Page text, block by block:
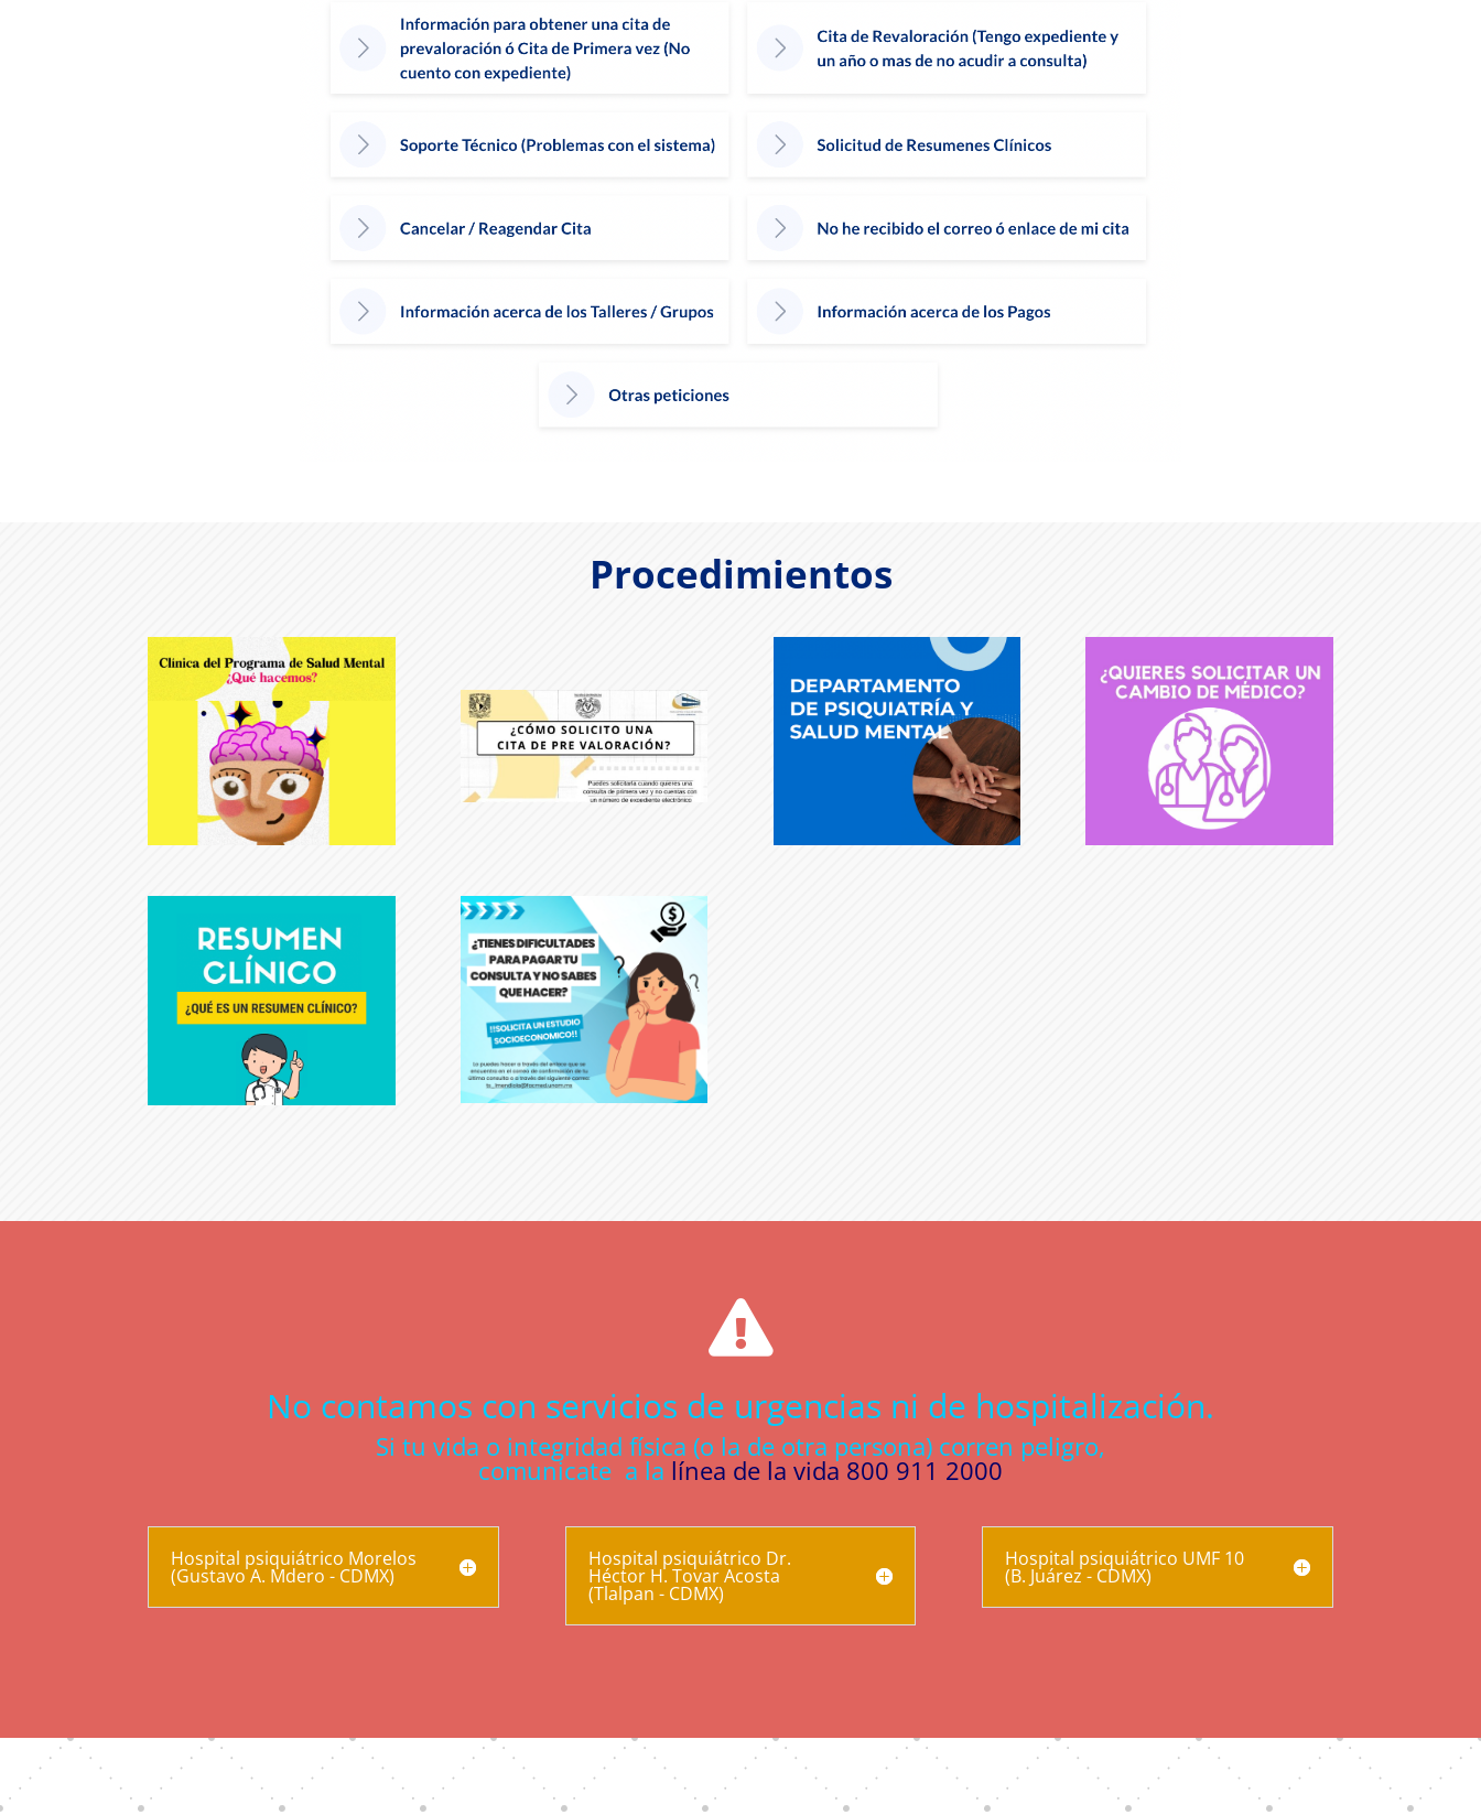
Procedimientos

No contamos con servicios de urgencias ni de hospitalización.
Si tu vida o integridad física (o la de otra persona) corren peligro,
comunicate a la línea de la vida 800 911 2000
Hospital psiquiátrico Morelos
(Gustavo A. Mdero - CDMX)
Hospital psiquiátrico Dr.
Héctor H. Tovar Acosta
(Tlalpan - CDMX)
Hospital psiquiátrico UMF 10
(B. Juárez - CDMX)